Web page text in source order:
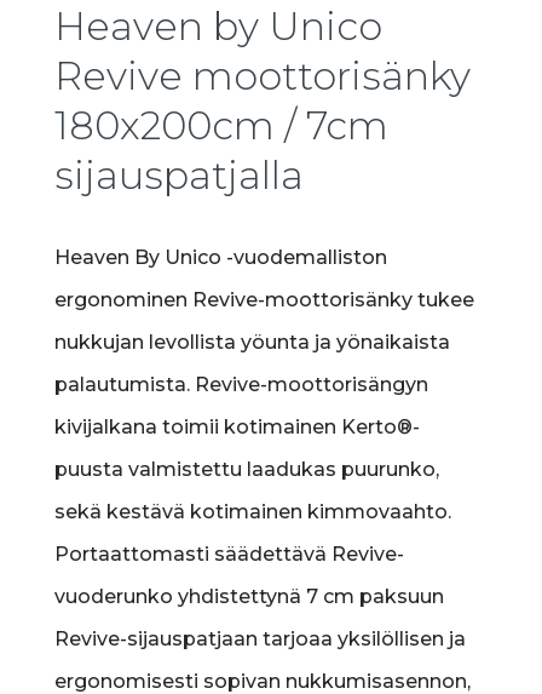
Heaven by Unico
Revive moottorisänky
180x200cm / 7cm
sijauspatjalla
Heaven By Unico -vuodemalliston
ergonominen Revive-moottorisänky tukee
nukkujan levollista yöunta ja yönaikaista
palautumista. Revive-moottorisängyn
kivijalkana toimii kotimainen Kerto®-
puusta valmistettu laadukas puurunko,
sekä kestävä kotimainen kimmovaahto.
Portaattomasti säädettävä Revive-
vuoderunko yhdistettynä 7 cm paksuun
Revive-sijauspatjaan tarjoaa yksilöllisen ja
ergonomisesti sopivan nukkumisasennon,